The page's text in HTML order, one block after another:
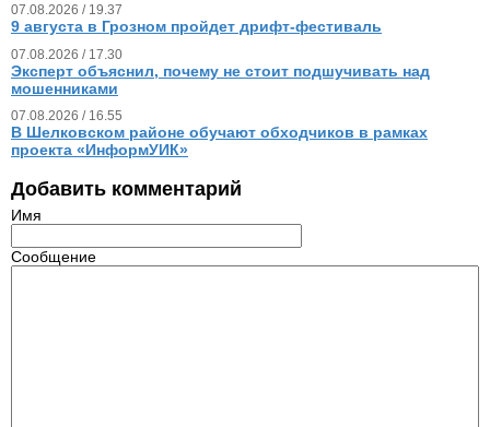
07.08.2026 / 19.37
9 августа в Грозном пройдет дрифт-фестиваль
07.08.2026 / 17.30
Эксперт объяснил, почему не стоит подшучивать над
мошенниками
07.08.2026 / 16.55
В Шелковском районе обучают обходчиков в рамках
проекта «ИнформУИК»
Добавить комментарий
Имя
Сообщение